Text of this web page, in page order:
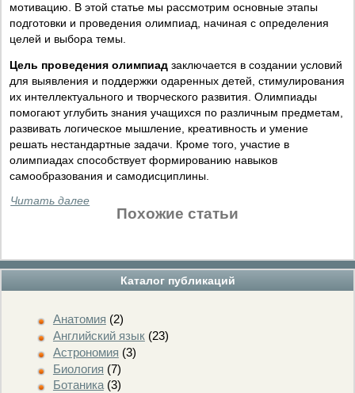
Каталог публикаций
Анатомия (2)
Английский язык(23)
Астрономия (3)
Биология (7)
Ботаника(3)
мотивацию. В этой статье мы рассмотрим основные этапы
подготовки и проведения олимпиад, начиная с определения
целей и выбора темы.
Цель проведения олимпиад заключается в создании условий
для выявления и поддержки одаренных детей, стимулирования
их интеллектуального и творческого развития. Олимпиады
помогают углубить знания учащихся по различным предметам,
развивать логическое мышление, креативность и умение
решать нестандартные задачи. Кроме того, участие в
олимпиадах способствует формированию навыков
самообразования и самодисциплины.
Читать далее
Похожие статьи